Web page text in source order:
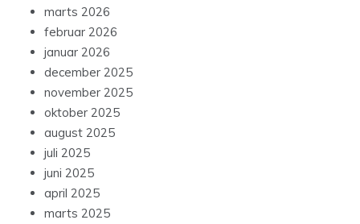
marts 2026
februar 2026
januar 2026
december 2025
november 2025
oktober 2025
august 2025
juli 2025
juni 2025
april 2025
marts 2025